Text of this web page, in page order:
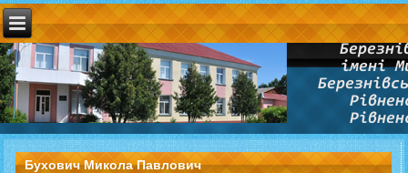
Бухович Микола Павлович